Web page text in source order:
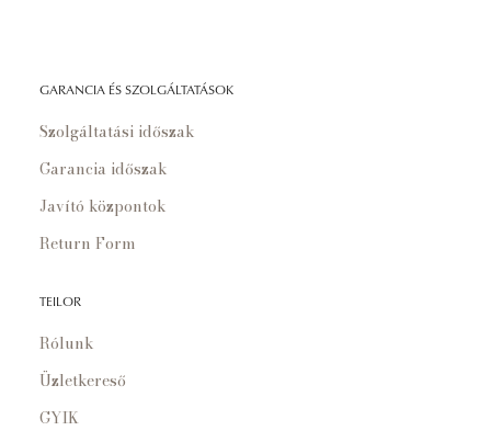
GARANCIA ÉS SZOLGÁLTATÁSOK
Szolgáltatási időszak
Garancia időszak
Javító központok
Return Form
TEILOR
Rólunk
Üzletkereső
GYIK